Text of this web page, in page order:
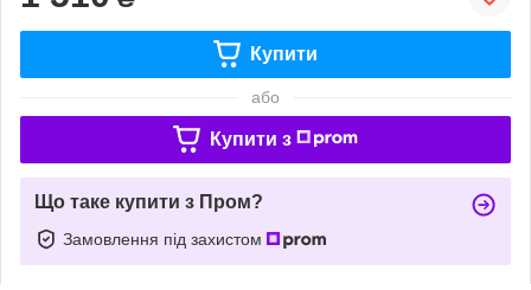
Купити
або
Купити з
Що таке купити з Пром?
Замовлення під захистом